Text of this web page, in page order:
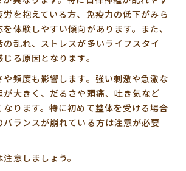
労を抱えている方、 免疫力の低下がみら
体験しやすい傾向があります。また、
の乱れ、 ストレスが多いライフスタイ
る原因となります。
や頻度も影響します。強い刺激や急激な
が大きく、だるさや頭痛、吐き気など
なります。特に初めて整体を受ける場合
バランスが崩れている方は注意が必要
意しましょう。